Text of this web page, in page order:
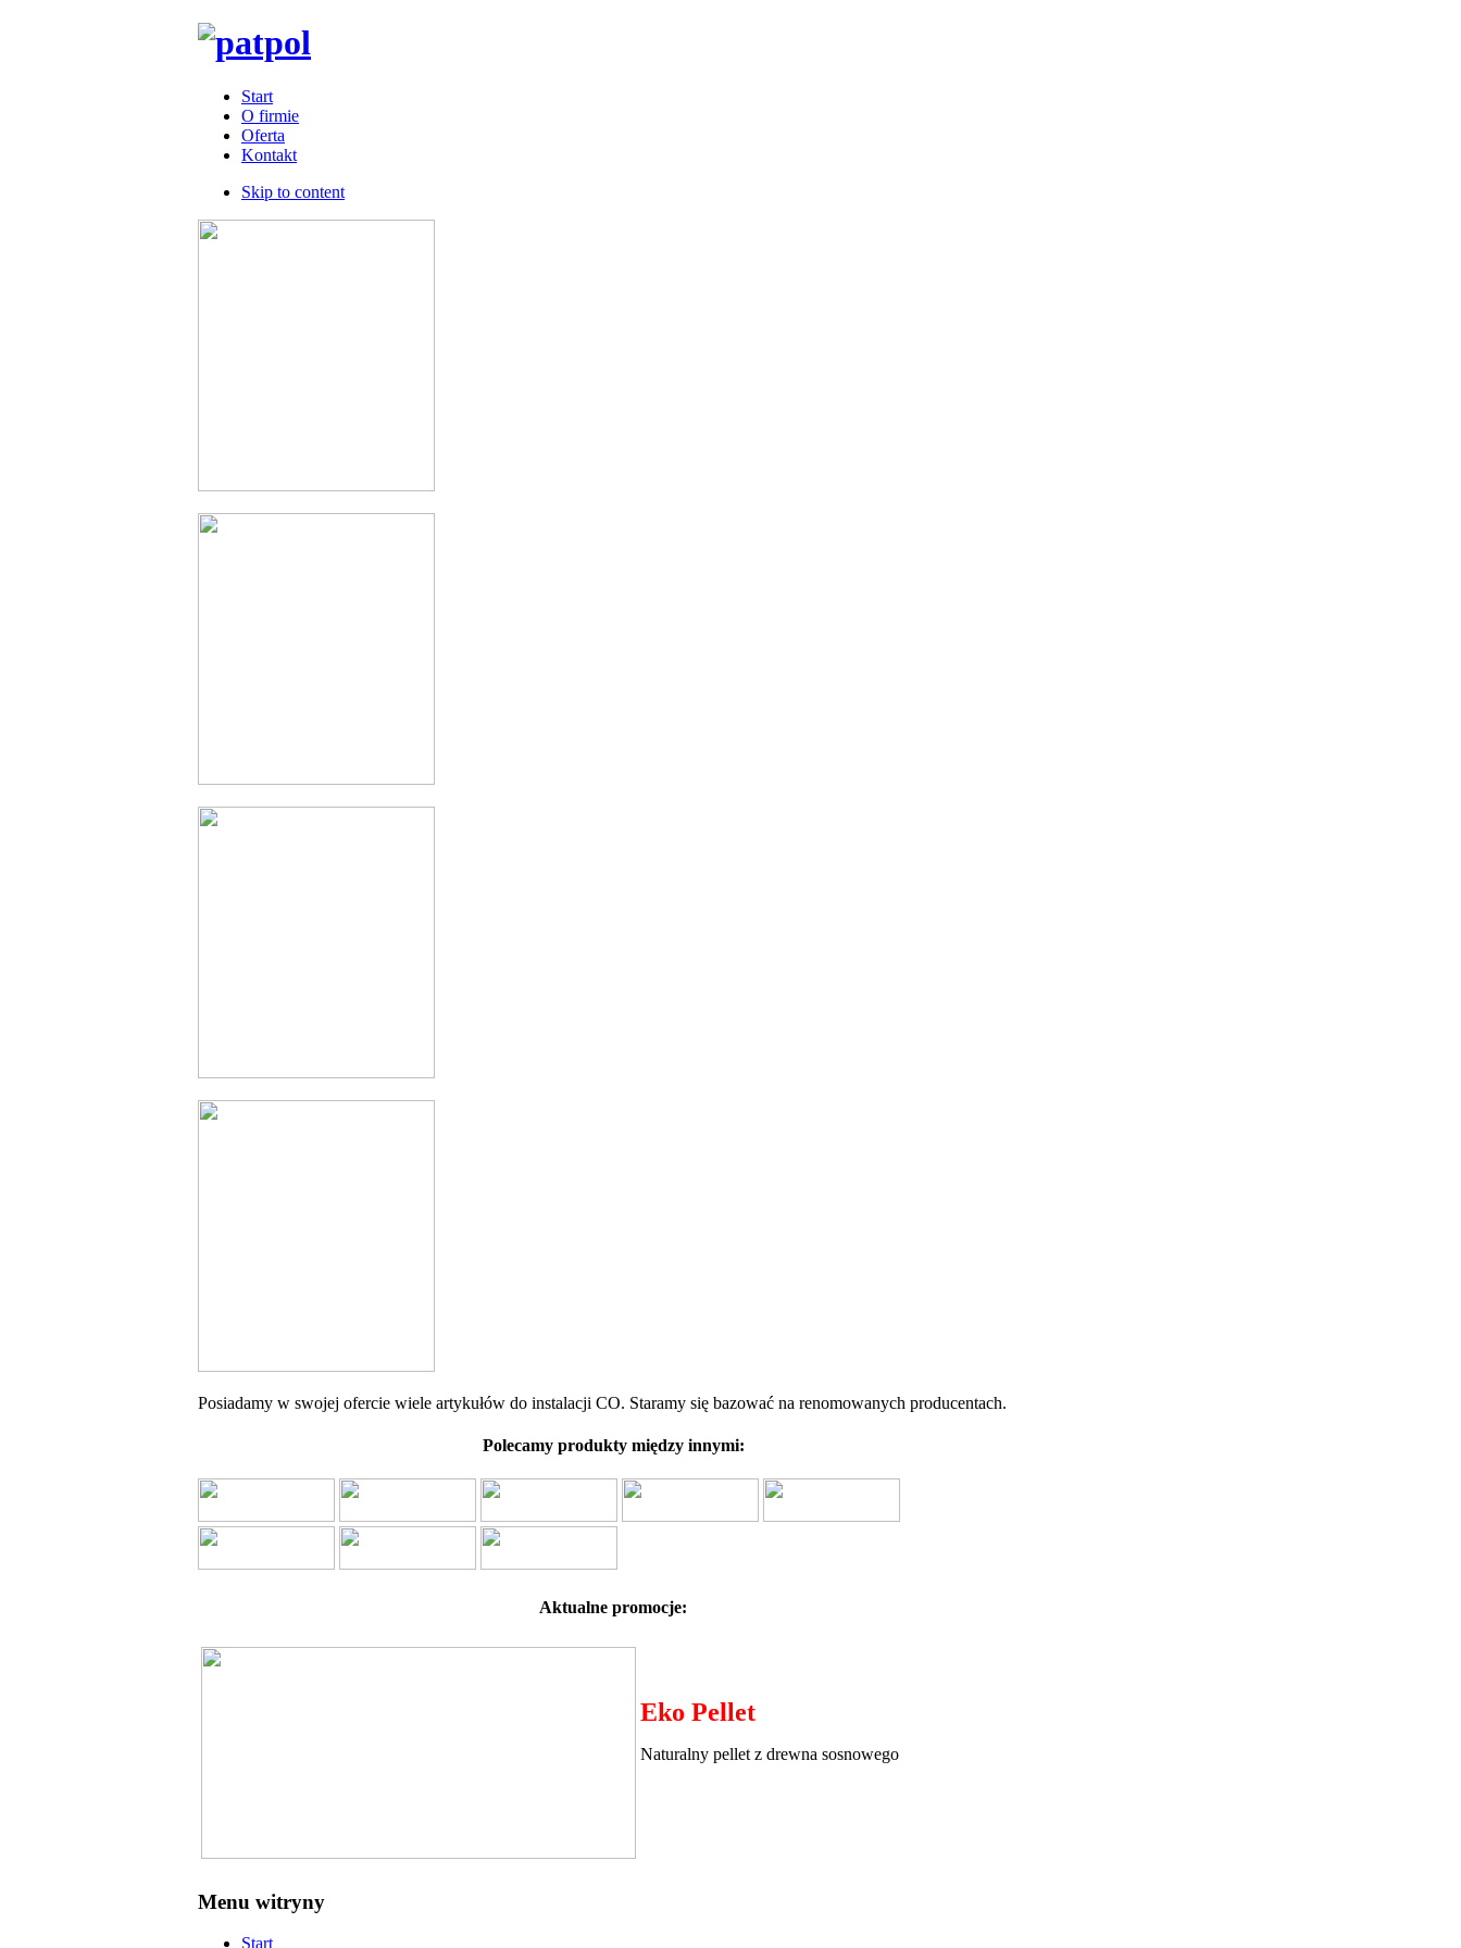
Start
O firmie
Oferta
Kontakt
Skip to content
Posiadamy w swojej ofercie wiele artykułów do instalacji CO. Staramy się bazować na renomowanych producentach.
Polecamy produkty między innymi:
Aktualne promocje:
Eko Pellet
Naturalny pellet z drewna sosnowego
Menu witryny
Start